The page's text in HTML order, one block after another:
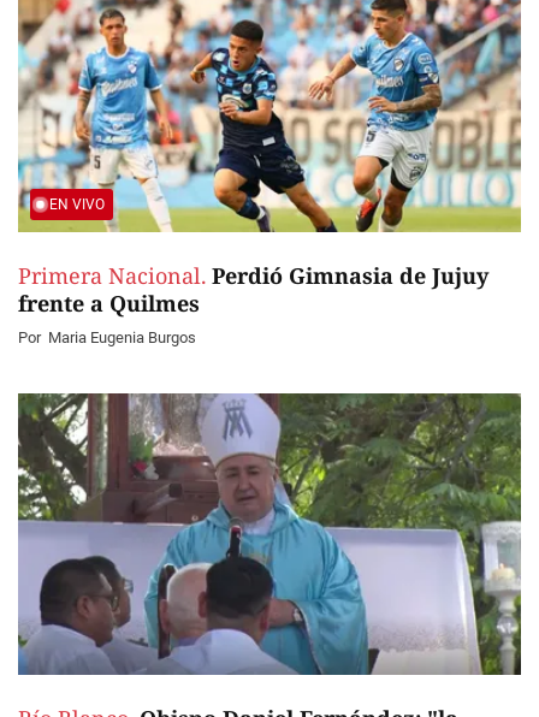
EN VIVO
Primera Nacional. Perdió Gimnasia de Jujuy
frente a Quilmes
Por Maria Eugenia Burgos